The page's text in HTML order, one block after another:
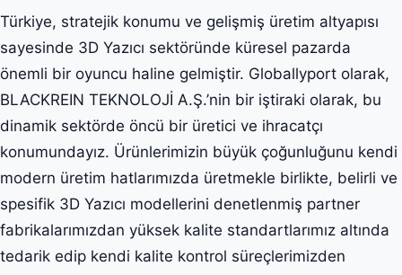
Türkiye, stratejik konumu ve gelişmiş üretim altyapısı
sayesinde 3D Yazıcı sektöründe küresel pazarda
önemli bir oyuncu haline gelmiştir. Globallyport olarak,
BLACKREIN TEKNOLOJİ A.Ş.’nin bir iştiraki olarak, bu
dinamik sektörde öncü bir üretici ve ihracatçı
konumundayız. Ürünlerimizin büyük çoğunluğunu kendi
modern üretim hatlarımızda üretmekle birlikte, belirli ve
spesifik 3D Yazıcı modellerini denetlenmiş partner
fabrikalarımızdan yüksek kalite standartlarımız altında
tedarik edip kendi kalite kontrol süreçlerimizden